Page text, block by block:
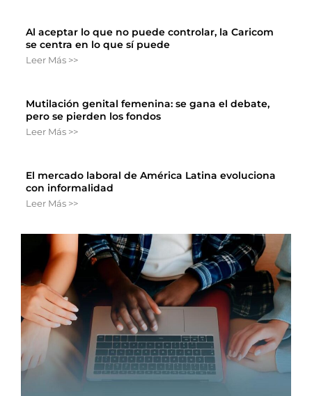
Al aceptar lo que no puede controlar, la Caricom
se centra en lo que sí puede
Leer Más >>
Mutilación genital femenina: se gana el debate,
pero se pierden los fondos
Leer Más >>
El mercado laboral de América Latina evoluciona
con informalidad
Leer Más >>